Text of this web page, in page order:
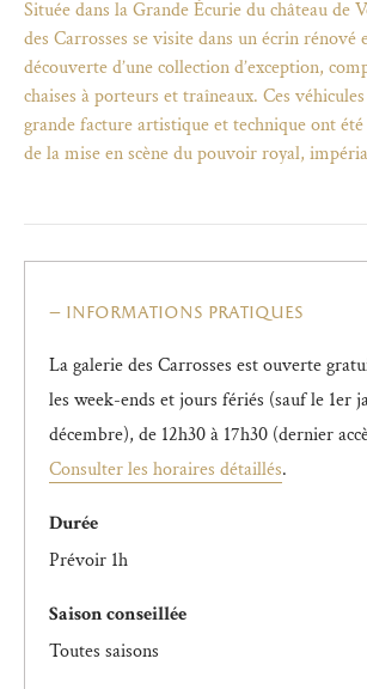
onglet)
nouvel onglet)
fenêtre modale)
de l'application (ouverture dans un
Située dans la Grande Écurie du château de
des Carrosses se visite dans un écrin rénové
découverte d’une collection d’exception,
chaises à porteurs et traîneaux. Ces
grande facture artistique et technique ont
de la mise en scène du pouvoir royal,
informations pratiques
La galerie des Carrosses est ouverte
les week-ends et jours fériés (sauf le 1er
décembre), de 12h30 à 17h30 (dernier
Consulter les horaires détaillés.
Durée
Prévoir 1h
Saison conseillée
Toutes saisons